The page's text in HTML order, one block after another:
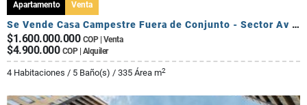
Apartamento Venta
Se Vende Casa Campestre Fuera de Conjunto - Sector Av Centenario
$1.600.000.000 COP | Venta
$4.900.000 COP | Alquiler
4 Habitaciones / 5 Baño(s) / 335 Área m2